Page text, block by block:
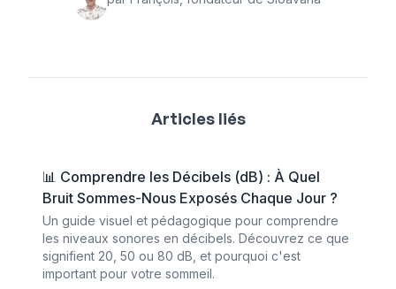
Articles liés
📊 Comprendre les Décibels (dB) : À Quel
Bruit Sommes-Nous Exposés Chaque Jour ?
Un guide visuel et pédagogique pour comprendre
les niveaux sonores en décibels. Découvrez ce que
signifient 20, 50 ou 80 dB, et pourquoi c'est
important pour votre sommeil.